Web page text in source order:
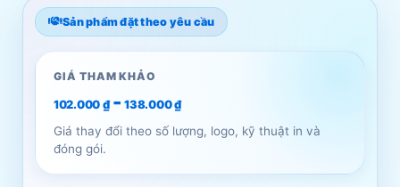
Sản phẩm đặt theo yêu cầu
GIÁ THAM KHẢO
102.000 ₫-138.000₫
Giá thay đổi theo số lượng, logo, kỹ thuật in và
đóng gói.